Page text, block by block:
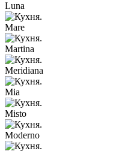
Luna
Mare
Martina
Meridiana
Mia
Misto
Moderno